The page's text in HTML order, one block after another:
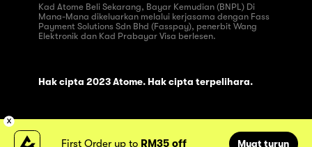
Kad Atome Beli Sekarang, Bayar Kemudian (BNPL) Di
Mana-Mana dikeluarkan melalui kerjasama dengan Fass
Payment Solutions Sdn Bhd (Fasspay), penerbit Wang
Elektronik dan Kad Prabayar Visa berlesen.
Hak cipta 2023 Atome. Hak cipta terpelihara.
First Order up to RM35 off Muat turun